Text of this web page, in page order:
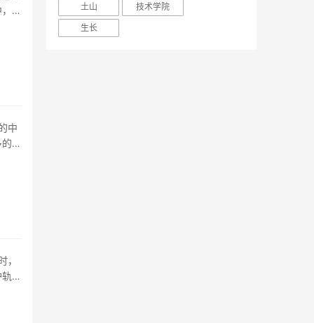
也
，
之
土山
技术学院
生长